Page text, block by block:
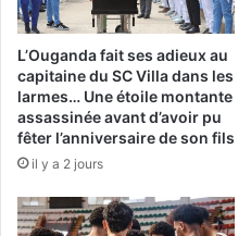
L’Ouganda fait ses adieux au
capitaine du SC Villa dans les
larmes… Une étoile montante
assassinée avant d’avoir pu
fêter l’anniversaire de son fils
il y a 2 jours